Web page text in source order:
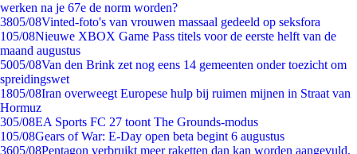
werken na je 67e de norm worden?
3805/08Vinted-foto's van vrouwen massaal gedeeld op seksfora
105/08Nieuwe XBOX Game Pass titels voor de eerste helft van de
maand augustus
5005/08Van den Brink zet nog eens 14 gemeenten onder toezicht om
spreidingswet
1805/08Iran overweegt Europese hulp bij ruimen mijnen in Straat van
Hormuz
305/08EA Sports FC 27 toont The Grounds-modus
105/08Gears of War: E-Day open beta begint 6 augustus
3605/08Pentagon verbruikt meer raketten dan kan worden aangevuld,